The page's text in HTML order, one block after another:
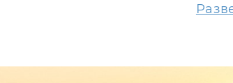
прокате различную технику,